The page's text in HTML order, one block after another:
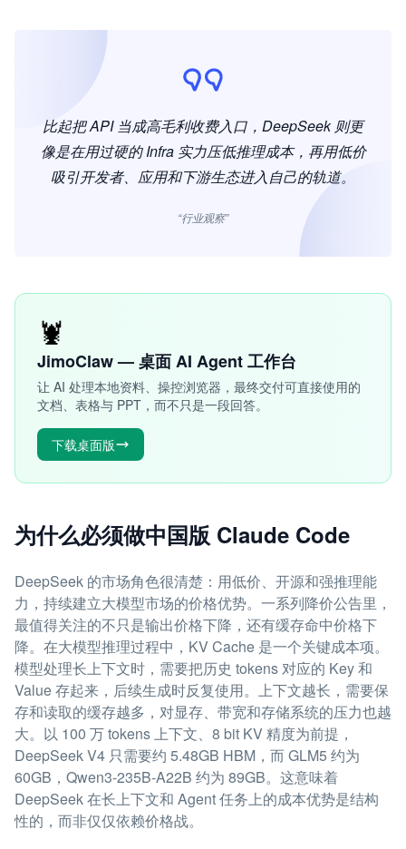
比起把 API 当成高毛利收费入口，DeepSeek 则更
像是在用过硬的 Infra 实力压低推理成本，再用低价
吸引开发者、应用和下游生态进入自己的轨道。
“行业观察”
🦞
JimoClaw — 桌面 AI Agent 工作台
让 AI 处理本地资料、操控浏览器，最终交付可直接使用的
文档、表格与 PPT，而不只是一段回答。
下载桌面版
为什么必须做中国版 Claude Code
DeepSeek 的市场角色很清楚：用低价、开源和强推理能
力，持续建立大模型市场的价格优势。一系列降价公告里，
最值得关注的不只是输出价格下降，还有缓存命中价格下
降。在大模型推理过程中，KV Cache 是一个关键成本项。
模型处理长上下文时，需要把历史 tokens 对应的 Key 和
Value 存起来，后续生成时反复使用。上下文越长，需要保
存和读取的缓存越多，对显存、带宽和存储系统的压力也越
大。以 100 万 tokens 上下文、8 bit KV 精度为前提，
DeepSeek V4 只需要约 5.48GB HBM，而 GLM5 约为
60GB，Qwen3-235B-A22B 约为 89GB。这意味着
DeepSeek 在长上下文和 Agent 任务上的成本优势是结构
性的，而非仅仅依赖价格战。